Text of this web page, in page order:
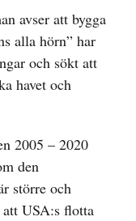
avser att bygga
alla hörn” har
och sökt att
havet och
2005 – 2020
den
större och
USA:s flotta